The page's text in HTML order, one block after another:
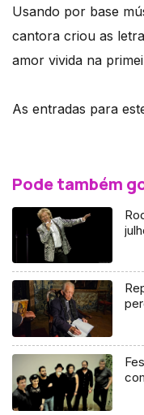
Usando por base
cantora criou as
amor vivida na
As entradas para
Pode também